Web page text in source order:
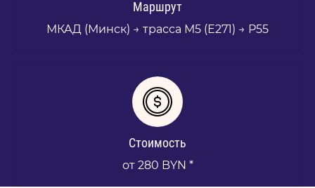
Маршрут
МКАД (Минск) → трасса М5 (Е271) → Р55
Стоимость
от 280 BYN *